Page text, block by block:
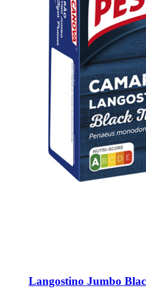
Langostino Jumbo